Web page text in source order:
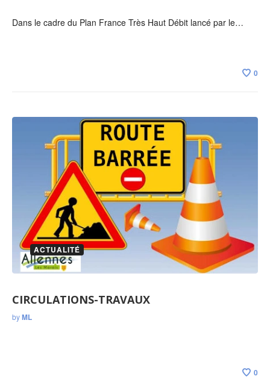
Dans le cadre du Plan France Très Haut Débit lancé par le…
0
ACTUALITÉ
CIRCULATIONS-TRAVAUX
byML
0